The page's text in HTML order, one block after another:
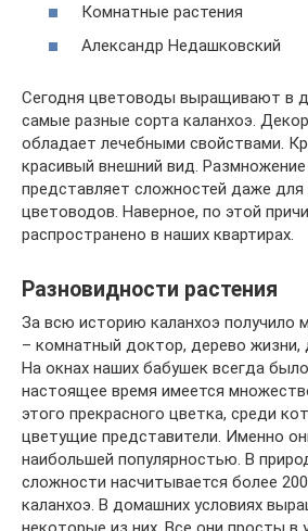
Комнатные растения
Александр Недашковский
Сегодня цветоводы выращивают в
самые разные сорта каланхоэ.
обладает лечебными свойствами.
красивый внешний вид. Размножение
представляет сложностей даже
цветоводов. Наверное, по этой
распространено в наших квартирах.
Разновидности растения
За всю историю каланхоэ получило
– комнатный доктор, дерево жизни,
На окнах наших бабушек всегда
настоящее время имеется
этого прекрасного цветка, среди
цветущие представители. Именно
наибольшей популярностью. В
сложности насчитывается более
каланхоэ. В домашних условиях